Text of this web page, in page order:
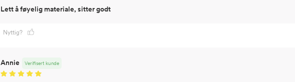
Lett å føyelig materiale, sitter godt
Nyttig?
Annie Verifisert kunde